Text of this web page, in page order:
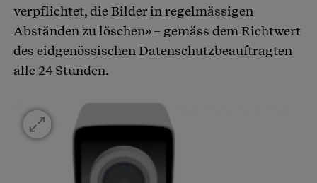
verpflichtet, die Bilder in regelmässigen
Abständen zu löschen» – gemäss dem Richtwert
des eidgenössischen Datenschutzbeauftragten
alle 24 Stunden.